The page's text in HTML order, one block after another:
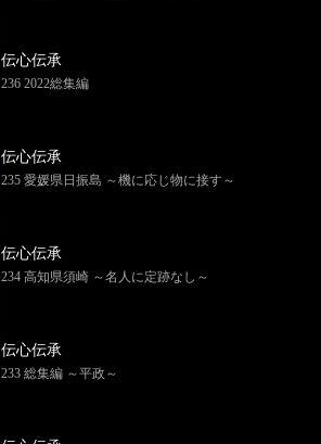
伝心伝承
236 2022総集編
伝心伝承
235 愛媛県日振島 ～機に応じ物に接す～
伝心伝承
234 高知県須崎 ～名人に定跡なし～
伝心伝承
233 総集編 ～平政～